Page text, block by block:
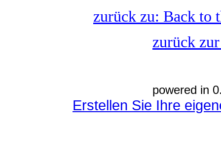
zurück zu: Back to
zurück
powered in
Erstellen Sie Ihre